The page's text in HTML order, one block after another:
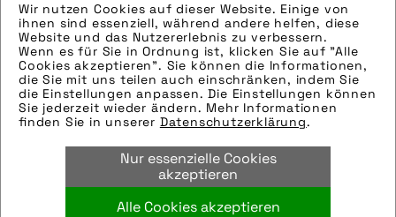
Wir nutzen Cookies auf dieser Website. Einige von
ihnen sind essenziell, während andere helfen, diese
Website und das Nutzererlebnis zu verbessern.
Wenn es für Sie in Ordnung ist, klicken Sie auf "Alle
Cookies akzeptieren". Sie können die Informationen,
die Sie mit uns teilen auch einschränken, indem Sie
die Einstellungen anpassen. Die Einstellungen können
Sie jederzeit wieder ändern. Mehr Informationen
finden Sie in unserer Datenschutzerklärung.
Nur essenzielle Cookies
akzeptieren
Alle Cookies akzeptieren
Melden Sie sich gleich zu unserem
Newsletter an!
Jetzt anmelden!